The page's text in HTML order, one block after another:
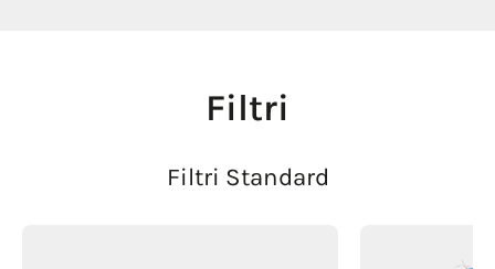
Filtri
Filtri Standard